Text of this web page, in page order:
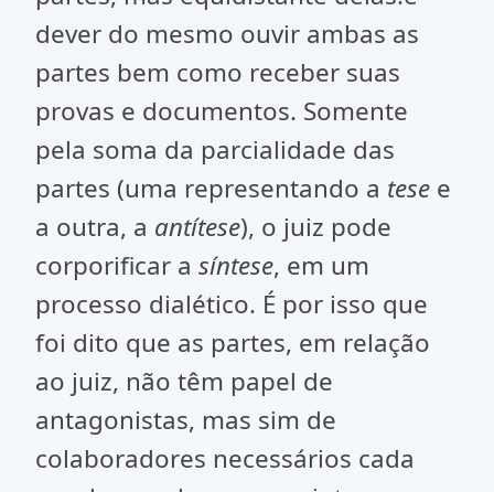
dever do mesmo ouvir ambas as
partes bem como receber suas
provas e documentos. Somente
pela soma da parcialidade das
partes (uma representando a tese e
a outra, a antítese), o juiz pode
corporificar a síntese, em um
processo dialético. É por isso que
foi dito que as partes, em relação
ao juiz, não têm papel de
antagonistas, mas sim de
colaboradores necessários cada